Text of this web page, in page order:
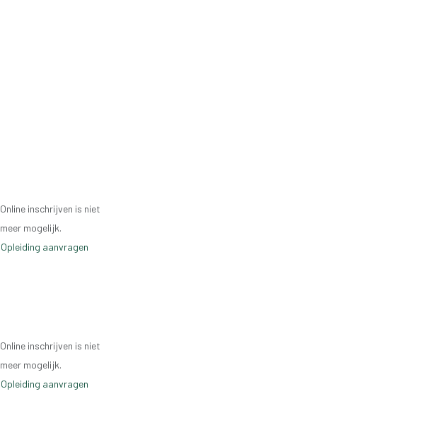
Online inschrijven is niet
meer mogelijk.
Opleiding aanvragen
Online inschrijven is niet
meer mogelijk.
Opleiding aanvragen